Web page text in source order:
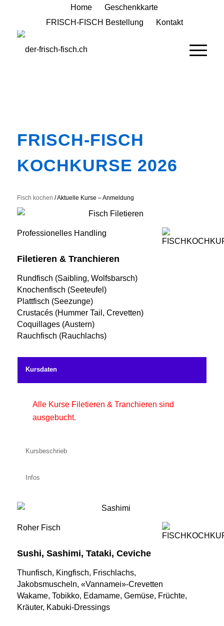
Home
Geschenkkarte
FRISCH-FISCH Bestellung
Kontakt
FRISCH-FISCH
KOCHKURSE 2026
Fisch kochen / Aktuelle Kurse – Anmeldung
Professionelles Handling
Filetieren & Tranchieren
Rundfisch (Saibling, Wolfsbarsch)
Knochenfisch (Seeteufel)
Plattfisch (Seezunge)
Crustacés (Hummer Tail, Crevetten)
Coquillages (Austern)
Rauchfisch (Rauchlachs)
Kursdaten
Alle Kurse Filetieren & Tranchieren sind
ausgebucht.
Kursbeschrieb
Infos
Roher Fisch
Sushi, Sashimi, Tataki, Ceviche
Thunfisch, Kingfisch, Frischlachs,
Jakobsmuscheln, «Vannamei»-Crevetten
Wakame, Tobikko, Edamame, Gemüse, Früchte,
Kräuter, Kabuki-Dressings